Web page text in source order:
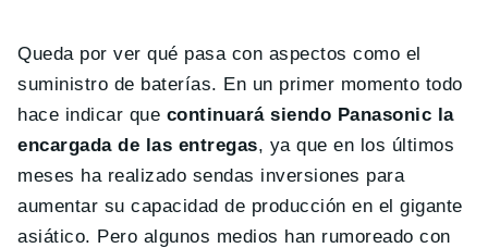
Queda por ver qué pasa con aspectos como el
suministro de baterías. En un primer momento todo
hace indicar que continuará siendo Panasonic la
encargada de las entregas, ya que en los últimos
meses ha realizado sendas inversiones para
aumentar su capacidad de producción en el gigante
asiático. Pero algunos medios han rumoreado con